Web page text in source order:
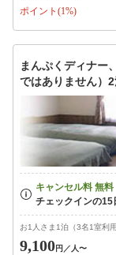
ポイント(1%)
まんぷくディナー
ではありません）
お1人さま1泊（3名1室利
9,100円 ／人〜